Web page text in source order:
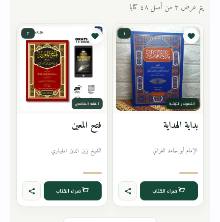
يتم عرض ٢ من أصل ٤٨ كتابا
١
التصوف والتزكية
بداية الهداية
الإمام أبو حامد الغزالي
شراء الكتاب
٢
الفقه الشافعي
فتح المعين
الشيخ زين الدين المليباري
شراء الكتاب